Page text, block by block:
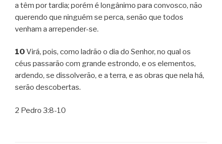
a têm por tardia; porém é longânimo para convosco, não
querendo que ninguém se perca, senão que todos
venham a arrepender-se.
10Virá, pois, como ladrão o dia do Senhor, no qual os
céus passarão com grande estrondo, e os elementos,
ardendo, se dissolverão, e a terra, e as obras que nela há,
serão descobertas.
2 Pedro 3:8-10